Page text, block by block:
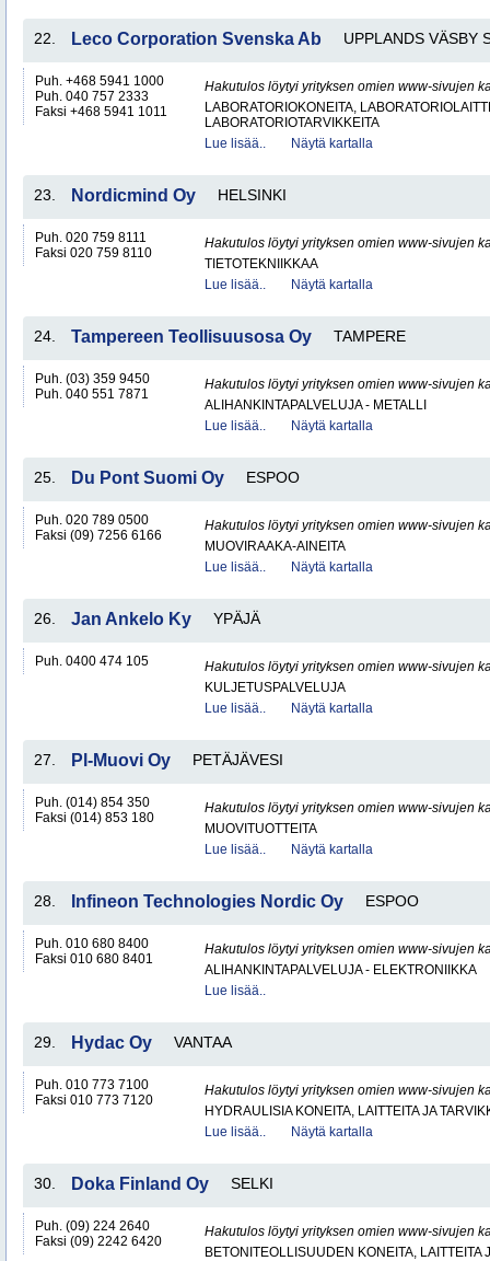
22. Leco Corporation Svenska Ab UPPLANDS VÄSBY
Puh. +468 5941 1000
Puh. 040 757 2333
Faksi +468 5941 1011
Hakutulos löytyi yrityksen omien www-sivujen
LABORATORIOKONEITA,
LABORATORIOTARVIKKEITA
Lue lisää..
Näytä kartalla
23. Nordicmind Oy HELSINKI
Puh. 020 759 8111
Faksi 020 759 8110
Hakutulos löytyi yrityksen omien www-sivujen
TIETOTEKNIIKKAA
Lue lisää..
Näytä kartalla
24. Tampereen Teollisuusosa Oy TAMPERE
Puh. (03) 359 9450
Puh. 040 551 7871
Hakutulos löytyi yrityksen omien www-sivujen
ALIHANKINTAPALVELUJA - METALLI
Lue lisää..
Näytä kartalla
25. Du Pont Suomi Oy ESPOO
Puh. 020 789 0500
Faksi (09) 7256 6166
Hakutulos löytyi yrityksen omien www-sivujen
MUOVIRAAKA-AINEITA
Lue lisää..
Näytä kartalla
26. Jan Ankelo Ky YPÄJÄ
Puh. 0400 474 105
Hakutulos löytyi yrityksen omien www-sivujen
KULJETUSPALVELUJA
Lue lisää..
Näytä kartalla
27. Pl-Muovi Oy PETÄJÄVESI
Puh. (014) 854 350
Faksi (014) 853 180
Hakutulos löytyi yrityksen omien www-sivujen
MUOVITUOTTEITA
Lue lisää..
Näytä kartalla
28. Infineon Technologies Nordic Oy ESPOO
Puh. 010 680 8400
Faksi 010 680 8401
Hakutulos löytyi yrityksen omien www-sivujen
ALIHANKINTAPALVELUJA - ELEKTRONIIKKA
Lue lisää..
29. Hydac Oy VANTAA
Puh. 010 773 7100
Faksi 010 773 7120
Hakutulos löytyi yrityksen omien www-sivujen
HYDRAULISIA KONEITA, LAITTEITA JA
Lue lisää..
Näytä kartalla
30. Doka Finland Oy SELKI
Puh. (09) 224 2640
Faksi (09) 2242 6420
Hakutulos löytyi yrityksen omien www-sivujen
BETONITEOLLISUUDEN KONEITA, LAITTEITA